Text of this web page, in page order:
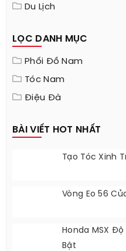
Du Lịch
LỌC DANH MỤC
Phối Đồ Nam
Tóc Nam
Điệu Đà
BÀI VIẾT HOT NHẤT
Tạo Tóc Xinh
Vòng Eo 56
Honda MSX
Bật